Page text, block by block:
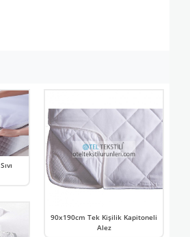
90x190cm Tek Kişilik Kapitoneli
Alez